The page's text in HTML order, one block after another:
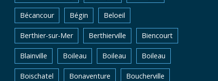
Bécancour Bégin Beloeil
Berthier-sur-Mer Berthierville Biencourt
Blainville Boileau Boileau Boileau
Boischatel Bonaventure Boucherville